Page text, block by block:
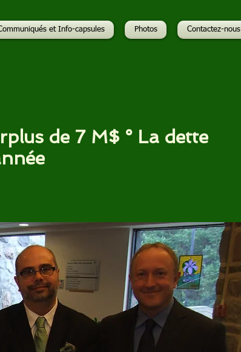
et Info-capsules Photos Contactez-nous
de 7 M$ ° La dette